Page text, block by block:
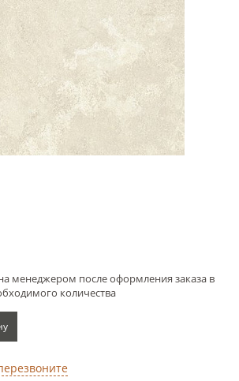
менеджером после оформления заказа в
количества